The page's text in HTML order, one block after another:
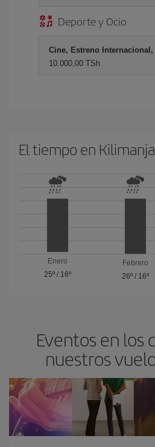
Deporte y Ocio
Cine, Estreno
10.000,00 TSh
El tiempo en
Enero
25º/ 16º
Febrero
26º/ 16º
Eventos en los
nuestros